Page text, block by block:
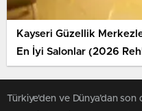
Kayseri Güzellik
En İyi Salonlar (2026
Türkiye'den ve Dünya’dan son